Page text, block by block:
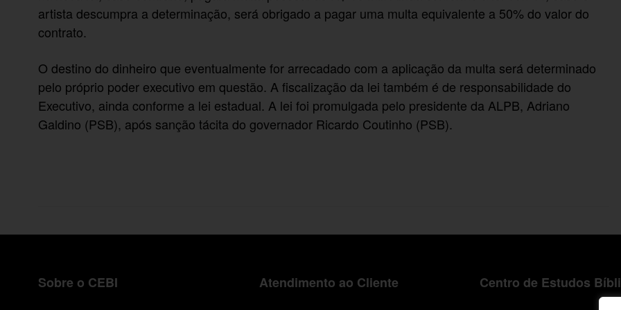
artista descumpra a determinação, será obrigado a pagar uma multa equivalente a 50% do valor do
contrato.
O destino do dinheiro que eventualmente for arrecadado com a aplicação da multa será determinado
pelo próprio poder executivo em questão. A fiscalização da lei também é de responsabilidade do
Executivo, ainda conforme a lei estadual. A lei foi promulgada pelo presidente da ALPB, Adriano
Galdino (PSB), após sanção tácita do governador Ricardo Coutinho (PSB).
Sobre o CEBI Atendimento ao Cliente Centro de Estudos